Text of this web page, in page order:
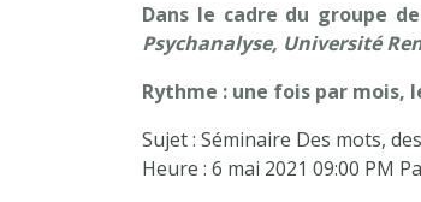
Dans le cadre du groupe
Psychanalyse, Université
Rythme : une fois par mois,
Sujet : Séminaire Des mots,
Heure : 6 mai 2021 09:00 PM